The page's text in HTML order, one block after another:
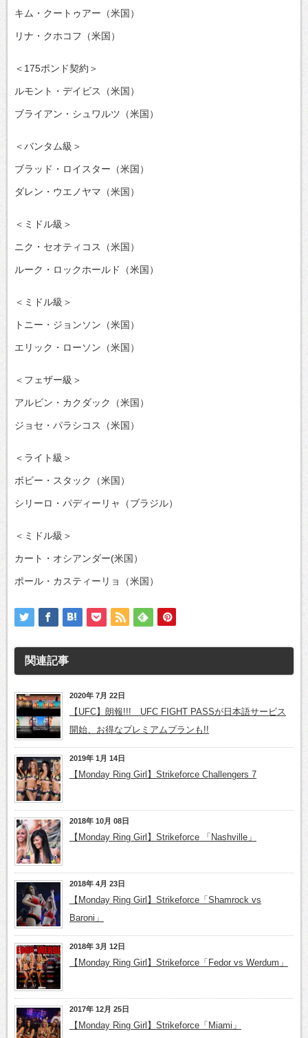
キム・クートゥアー（米国）
リナ・クホコフ（米国）
＜175ポンド契約＞
ルモント・デイビス（米国）
ブライアン・シュワルツ（米国）
＜バンタム級＞
ブラッド・ロイスター（米国）
ダレン・ウエノヤマ（米国）
＜ミドル級＞
ニク・セオティコス（米国）
ルーク・ロックホールド（米国）
＜ミドル級＞
トニー・ジョンソン（米国）
エリック・ローソン（米国）
＜フェザー級＞
アルビン・カクダック（米国）
ジョセ・パラシコス（米国）
＜ライト級＞
ボビー・スタック（米国）
シリーロ・パディーリャ（ブラジル）
＜ミドル級＞
カート・オシアンダー(米国）
ポール・カスティーリョ（米国）
関連記事
2020年 7月 22日
【UFC】朗報!!! UFC FIGHT PASSが日本語サービス
開始、お得なプレミアムプランも!!
2019年 1月 14日
【Monday Ring Girl】Strikeforce Challengers 7
2018年 10月 08日
【Monday Ring Girl】Strikeforce 「Nashville」
2018年 4月 23日
【Monday Ring Girl】Strikeforce「Shamrock vs
Baroni」
2018年 3月 12日
【Monday Ring Girl】Strikeforce「Fedor vs Werdum」
2017年 12月 25日
【Monday Ring Girl】Strikeforce「Miami」